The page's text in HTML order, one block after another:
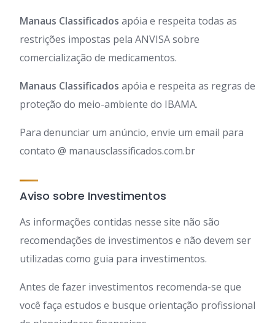
Manaus Classificados apóia e respeita todas as
restrições impostas pela ANVISA sobre
comercialização de medicamentos.
Manaus Classificados apóia e respeita as regras de
proteção do meio-ambiente do IBAMA.
Para denunciar um anúncio, envie um email para
contato @ manausclassificados.com.br
Aviso sobre Investimentos
As informações contidas nesse site não são
recomendações de investimentos e não devem ser
utilizadas como guia para investimentos.
Antes de fazer investimentos recomenda-se que
você faça estudos e busque orientação profissional